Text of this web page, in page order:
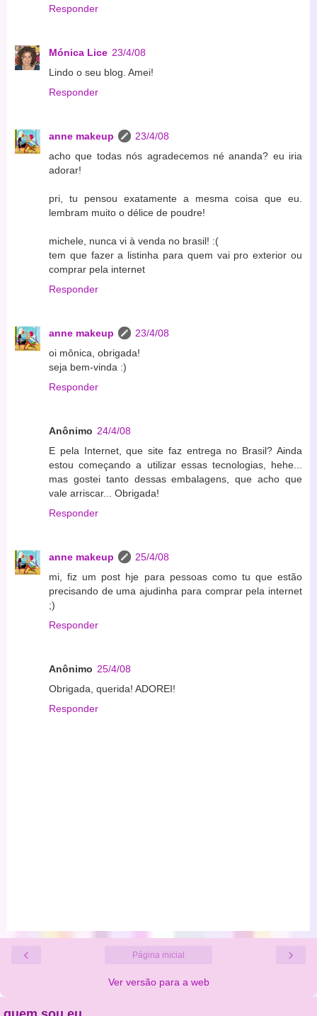
Responder
Mónica Lice 23/4/08
Lindo o seu blog. Amei!
Responder
anne makeup
23/4/08
acho que todas nós agradecemos né ananda? eu iria
adorar!
pri, tu pensou exatamente a mesma coisa que eu.
lembram muito o délice de poudre!
michele, nunca vi à venda no brasil! :(
tem que fazer a listinha para quem vai pro exterior ou
comprar pela internet
Responder
anne makeup
23/4/08
oi mônica, obrigada!
seja bem-vinda :)
Responder
Anônimo 24/4/08
E pela Internet, que site faz entrega no Brasil? Ainda
estou começando a utilizar essas tecnologias, hehe...
mas gostei tanto dessas embalagens, que acho que
vale arriscar... Obrigada!
Responder
anne makeup
25/4/08
mi, fiz um post hje para pessoas como tu que estão
precisando de uma ajudinha para comprar pela internet
;)
Responder
Anônimo 25/4/08
Obrigada, querida! ADOREI!
Responder
‹ ›
Página inicial
Ver versão para a web